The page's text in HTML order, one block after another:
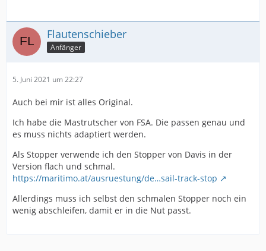
Flautenschieber
Anfänger
5. Juni 2021 um 22:27
Auch bei mir ist alles Original.
Ich habe die Mastrutscher von FSA. Die passen genau und
es muss nichts adaptiert werden.
Als Stopper verwende ich den Stopper von Davis in der
Version flach und schmal.
https://maritimo.at/ausruestung/de…sail-track-stop
Allerdings muss ich selbst den schmalen Stopper noch ein
wenig abschleifen, damit er in die Nut passt.